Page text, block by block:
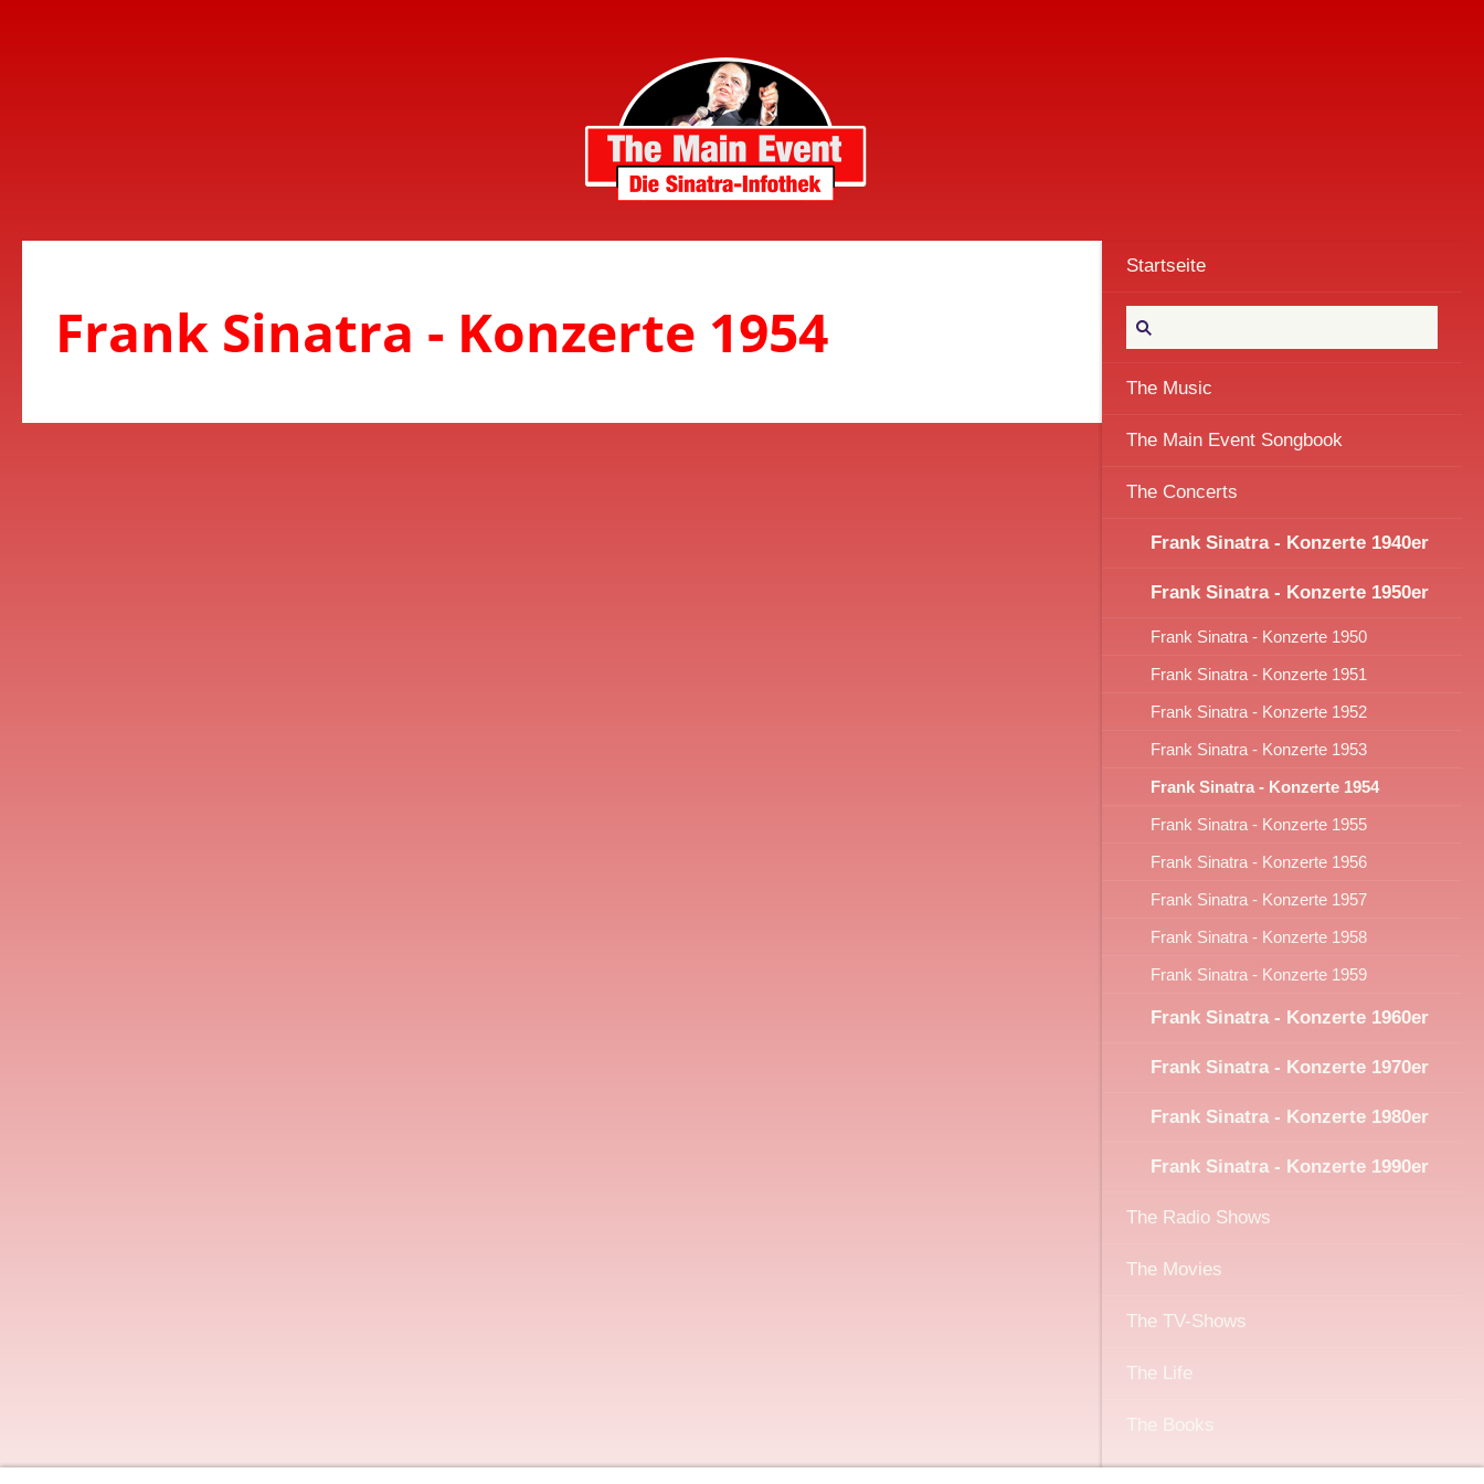
Startseite
The Music
The Main Event Songbook
The Concerts
Frank Sinatra - Konzerte 1940er
Frank Sinatra - Konzerte 1950er
Frank Sinatra - Konzerte 1950
Frank Sinatra - Konzerte 1951
Frank Sinatra - Konzerte 1952
Frank Sinatra - Konzerte 1953
Frank Sinatra - Konzerte 1954
Frank Sinatra - Konzerte 1955
Frank Sinatra - Konzerte 1956
Frank Sinatra - Konzerte 1957
Frank Sinatra - Konzerte 1958
Frank Sinatra - Konzerte 1959
Frank Sinatra - Konzerte 1960er
Frank Sinatra - Konzerte 1970er
Frank Sinatra - Konzerte 1980er
Frank Sinatra - Konzerte 1990er
The Radio Shows
The Movies
The TV-Shows
The Life
The Books
Frank Sinatra - Konzerte 1954